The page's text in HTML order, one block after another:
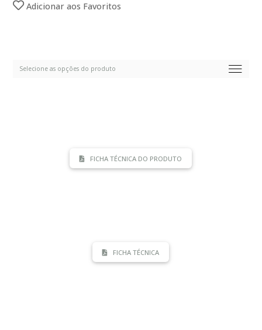
Adicionar aos Favoritos
FICHA TÉCNICA DO PRODUTO
FICHA TÉCNICA